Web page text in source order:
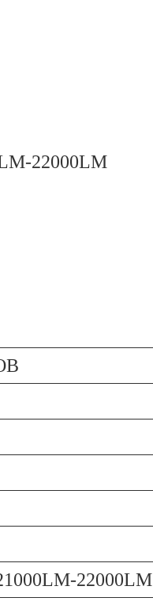
22000LM
22000LM